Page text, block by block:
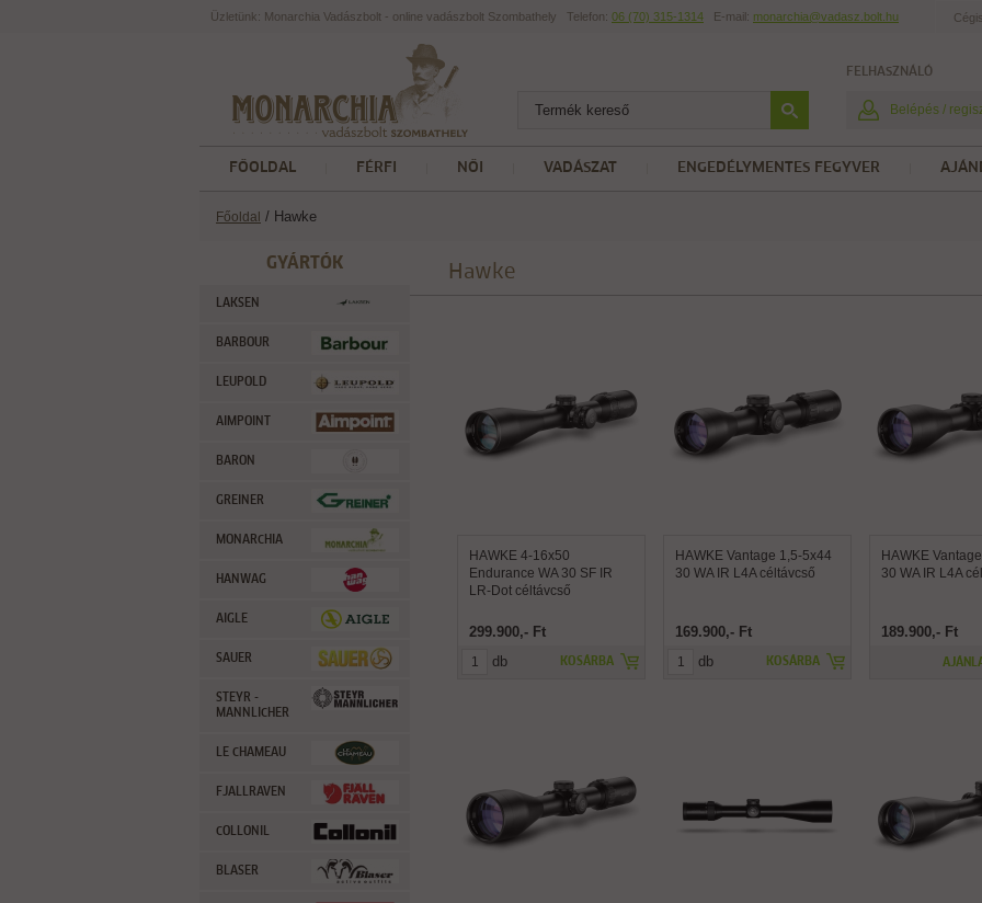
Üzletünk: Monarchia Vadászbolt - online vadászbolt Szombathely Telefon: 06 (70) 315-1314 E-mail: monarchia@vadasz.bolt.hu
FELHASZNÁLÓ
Belépés /
FŐOLDAL FÉRFI NŐI VADÁSZAT ENGEDÉLYMENTES FEGYVER
Főoldal / Hawke
GYÁRTÓK
LAKSEN
BARBOUR
LEUPOLD
AIMPOINT
BARON
GREINER
MONARCHIA
HANWAG
AIGLE
SAUER
STEYR -
MANNLICHER
LE CHAMEAU
FJALLRAVEN
COLLONIL
BLASER
Hawke
HAWKE 4-16x50
Endurance WA 30 SF IR
LR-Dot céltávcső
299.900,- Ft
KOSÁRBA
db
HAWKE Vantage 1,5-5x44
30 WA IR L4A céltávcső
169.900,- Ft
KOSÁRBA
db
HAWKE
30 WA IR L4A
189.900,- Ft